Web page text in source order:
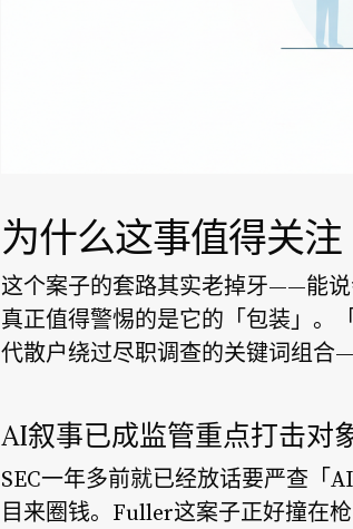
为什么这事值得关注
这个案子的套路其实老掉牙——能说
真正值得警惕的是它的「包装」。
代散户绕过尽职调查的关键词组合
AI叙事已成监管重点打击对
SEC一年多前就已经放话要严查
目来圈钱。Fuller这案子正好撞在